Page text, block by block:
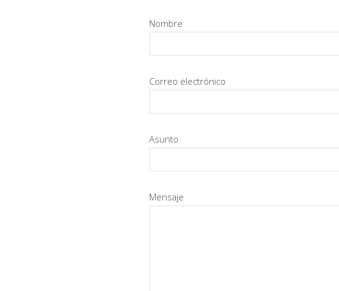
Nombre
Correo electrónico
Asunto
Mensaje